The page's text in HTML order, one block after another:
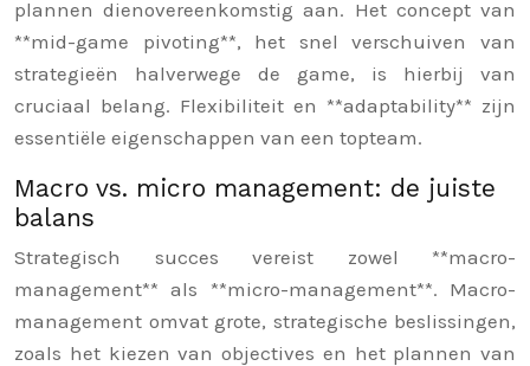
plannen dienovereenkomstig aan. Het concept van
**mid-game pivoting**, het snel verschuiven van
strategieën halverwege de game, is hierbij van
cruciaal belang. Flexibiliteit en **adaptability** zijn
essentiële eigenschappen van een topteam.
Macro vs. micro management: de juiste
balans
Strategisch succes vereist zowel **macro-
management** als **micro-management**. Macro-
management omvat grote, strategische beslissingen,
zoals het kiezen van objectives en het plannen van